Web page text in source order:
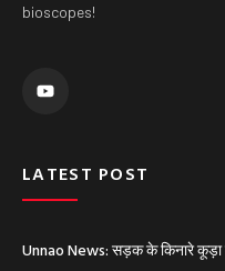
bioscopes!
u
LATEST POST
Unnao News: सड़क के किनारे कूड़ा